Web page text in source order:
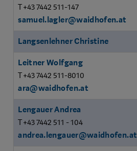
T +43 7442 511-147
samuel.lagler@waidhofen.at
Langsenlehner Christine
Leitner Wolfgang
T +43 7442 511-8010
ara@waidhofen.at
Lengauer Andrea
T +43 7442 511 - 104
andrea.lengauer@waidhofen.at